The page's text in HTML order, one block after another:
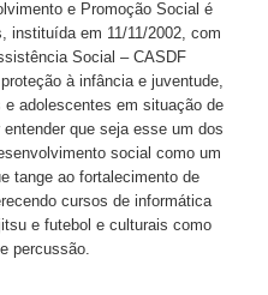
e Promoção Social é
instituída em 11/11/2002, com
Social – CASDF
à infância e juventude,
adolescentes em situação de
que seja esse um dos
social como um
tange ao fortalecimento de
cursos de informática
e futebol e culturais como
percussão.